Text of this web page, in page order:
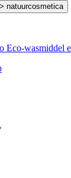
Eco-wasmiddel